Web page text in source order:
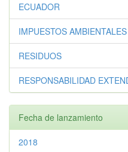
ECUADOR
IMPUESTOS AMBIENTALES
RESIDUOS
RESPONSABILIDAD
Fecha de lanzamiento
2018